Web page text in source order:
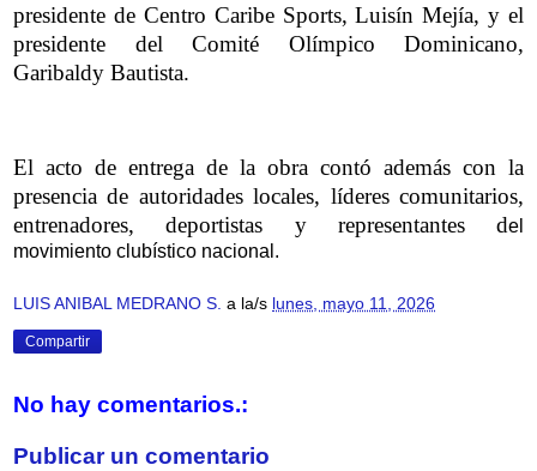
presidente de Centro Caribe Sports, Luisín Mejía, y el
presidente del Comité Olímpico Dominicano,
Garibaldy Bautista.
El acto de entrega de la obra contó además con la
presencia de autoridades locales, líderes comunitarios,
entrenadores, deportistas y representantes del
movimiento clubístico nacional.
LUIS ANIBAL MEDRANO S. a la/s lunes, mayo 11, 2026
Compartir
No hay comentarios.:
Publicar un comentario